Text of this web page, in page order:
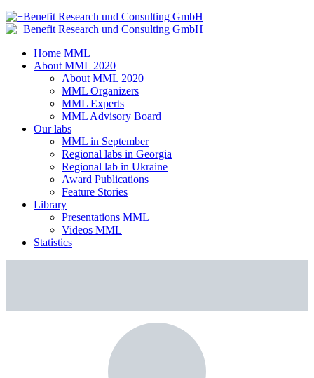
Home MML
About MML 2020
About MML 2020
MML Organizers
MML Experts
MML Advisory Board
Our labs
ММL in September
Regional labs in Georgia
Regional lab in Ukraine
Award Publications
Feature Stories
Library
Presentations MML
Videos MML
Statistics